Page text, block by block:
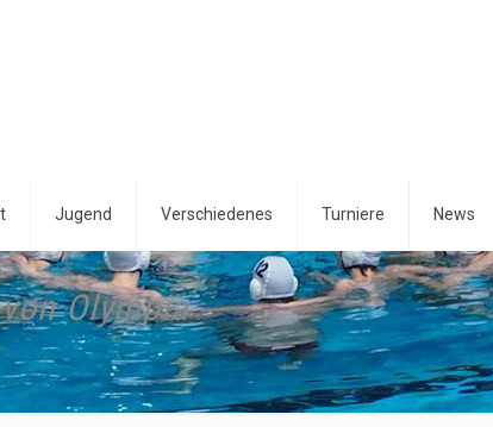
Jugend Verschiedenes Turniere News
Olympia